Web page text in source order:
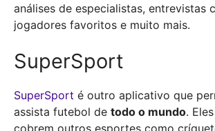
análises de especialistas, entrevistas
jogadores favoritos e muito mais.
SuperSport
SuperSport é outro aplicativo que
assista futebol de todo o mundo.
cobrem outros esportes como